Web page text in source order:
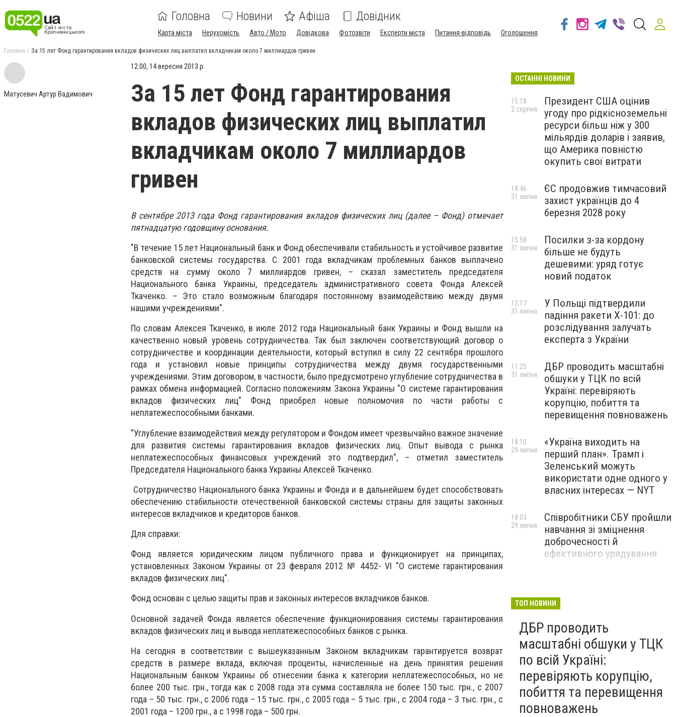
Головна Новини Афіша Довідник
Карта міста Нерухомість Авто / Мото Довідкова Фотозвіти Експерти міста Питання-відповідь Оголошення
Головна За 15 лет Фонд гарантирования вкладов физических лиц выплатил вкладчикам около 7 миллиардов гривен
Матусевич Артур Вадимович
12:00, 14 вересня 2013 р.
За 15 лет Фонд гарантирования
вкладов физических лиц выплатил
вкладчикам около 7 миллиардов
гривен
В сентябре 2013 года Фонд гарантирования вкладов физических лиц (далее – Фонд) отмечает
пятнадцатую годовщину основания.
"В течение 15 лет Национальный банк и Фонд обеспечивали стабильность и устойчивое развитие
банковской системы государства. С 2001 года вкладчикам проблемных банков выплачено
средств на сумму около 7 миллиардов гривен, – сказал заместитель председателя
Национального банка Украины, председатель административного совета Фонда Алексей
Ткаченко. – Это стало возможным благодаря постоянному взаимодействию между двумя
нашими учреждениями".
По словам Алексея Ткаченко, в июле 2012 года Национальный банк Украины и Фонд вышли на
качественно новый уровень сотрудничества. Так был заключен соответствующий договор о
сотрудничестве и координации деятельности, который вступил в силу 22 сентября прошлого
года и установил новые принципы сотрудничества между двумя государственными
учреждениями. Этим договором, в частности, было предусмотрено углубление сотрудничества в
рамках обмена информацией. Согласно положениям Закона Украины "О системе гарантирования
вкладов физических лиц" Фонд приобрел новые полномочия по части работы с
неплатежеспособными банками.
"Углубление взаимодействия между регулятором и Фондом имеет чрезвычайно важное значение
для развития системы гарантирования вкладов физических лиц. Опыт вывода с рынка
неплатежеспособных финансовых учреждений это подтвердил", – отметил заместитель
Председателя Национального банка Украины Алексей Ткаченко.
Сотрудничество Национального банка Украины и Фонда и в дальнейшем будет способствовать
обеспечению стабильности отечественной банковской системы страны для защиты законных
интересов вкладчиков и кредиторов банков.
Для справки:
Фонд является юридическим лицом публичного права и функционирует на принципах,
установленных Законом Украины от 23 февраля 2012 № 4452- VI "О системе гарантирования
вкладов физических лиц".
Фонд основан с целью защиты прав и законных интересов вкладчиков банков.
Основной задачей Фонда является обеспечение функционирования системы гарантирования
вкладов физических лиц и вывода неплатежеспособных банков с рынка.
На сегодня в соответствии с вышеуказанным Законом вкладчикам гарантируется возврат
средств в размере вклада, включая проценты, начисленные на день принятия решения
Национальным банком Украины об отнесении банка к категории неплатежеспособных, но не
более 200 тыс. грн., тогда как с 2008 года эта сумма составляла не более 150 тыс. грн., с 2007
года – 50 тыс. грн., с 2006 года – 15 тыс. грн., с 2005 года – 5 тыс. грн., с 2004 года – 3 тыс. грн., с
2001 года – 1200 грн., а с 1998 года – 500 грн.
ОСТАННІ НОВИНИ
Президент США оцінив
угоду про рідкісноземельні
ресурси більш ніж у 300
мільярдів доларів і заявив,
що Америка повністю
окупить свої витрати
15:18
2 серпня
ЄС продовжив тимчасовий
захист українців до 4
березня 2028 року
18:46
31 липня
Посилки з-за кордону
більше не будуть
дешевими: уряд готує
новий податок
15:58
31 липня
У Польщі підтвердили
падіння ракети Х-101: до
розслідування залучать
експерта з України
13:17
31 липня
ДБР проводить масштабні
обшуки у ТЦК по всій
Україні: перевіряють
корупцію, побиття та
перевищення повноважень
11:25
31 липня
«Україна виходить на
перший план». Трамп і
Зеленський можуть
використати одне одного у
власних інтересах — NYT
18:10
29 липня
Співробітники СБУ пройшли
навчання зі зміцнення
доброчесності й
ефективного урядування
18:03
29 липня
війська: у CENTCOM
всіх ракет
ТОП НОВИНИ
ДБР проводить
масштабні обшуки у ТЦК
по всій Україні:
перевіряють корупцію,
побиття та перевищення
повноважень